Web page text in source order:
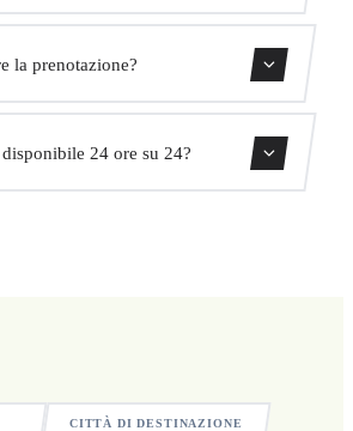
l'orario di ritiro senza costi
la prenotazione?
gratuitamente fino a 24 ore prima del
24 ore su 24?
CITTÀ DI DESTINAZIONE